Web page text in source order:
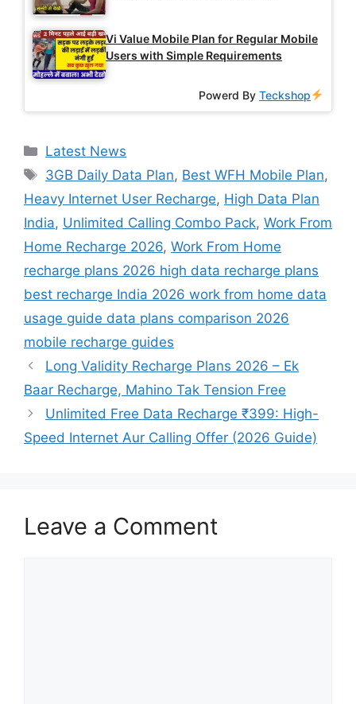
Vi Value Mobile Plan for Regular Mobile
Users with Simple Requirements
Powerd ByTeckshop
Categories
Latest News
Tags
3GB Daily Data Plan, Best WFH Mobile Plan,
Heavy Internet User Recharge, High Data Plan
India, Unlimited Calling Combo Pack, Work From
Home Recharge 2026, Work From Home
recharge plans 2026 high data recharge plans
best recharge India 2026 work from home data
usage guide data plans comparison 2026
mobile recharge guides
Long Validity Recharge Plans 2026 – Ek
Baar Recharge, Mahino Tak Tension Free
Unlimited Free Data Recharge ₹399: High-
Speed Internet Aur Calling Offer (2026 Guide)
Leave a Comment